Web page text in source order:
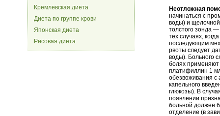
Кремлевская диета
Диета по группе крови
Японская диета
Рисовая диета
Неотложная
начинаться с
воды) и
толстого зонда
тех случаях,
последующим
рвоты следует
воды). Больного
болях применяют
платифиллин 1
обезвоживания с
капельного
глюкозы). В
появлении
больной должен
отделение (в